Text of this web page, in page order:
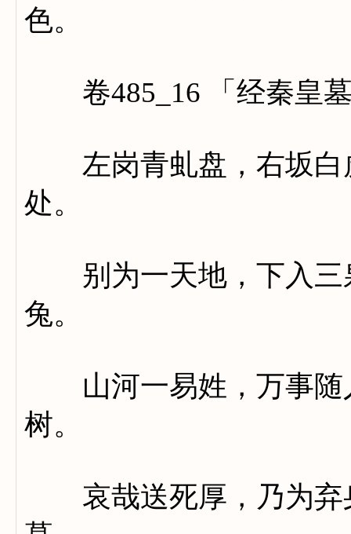
色。
卷485_16 「经秦皇
左岗青虬盘，右坂白
处。
别为一天地，下入三
兔。
山河一易姓，万事随
树。
哀哉送死厚，乃为弃